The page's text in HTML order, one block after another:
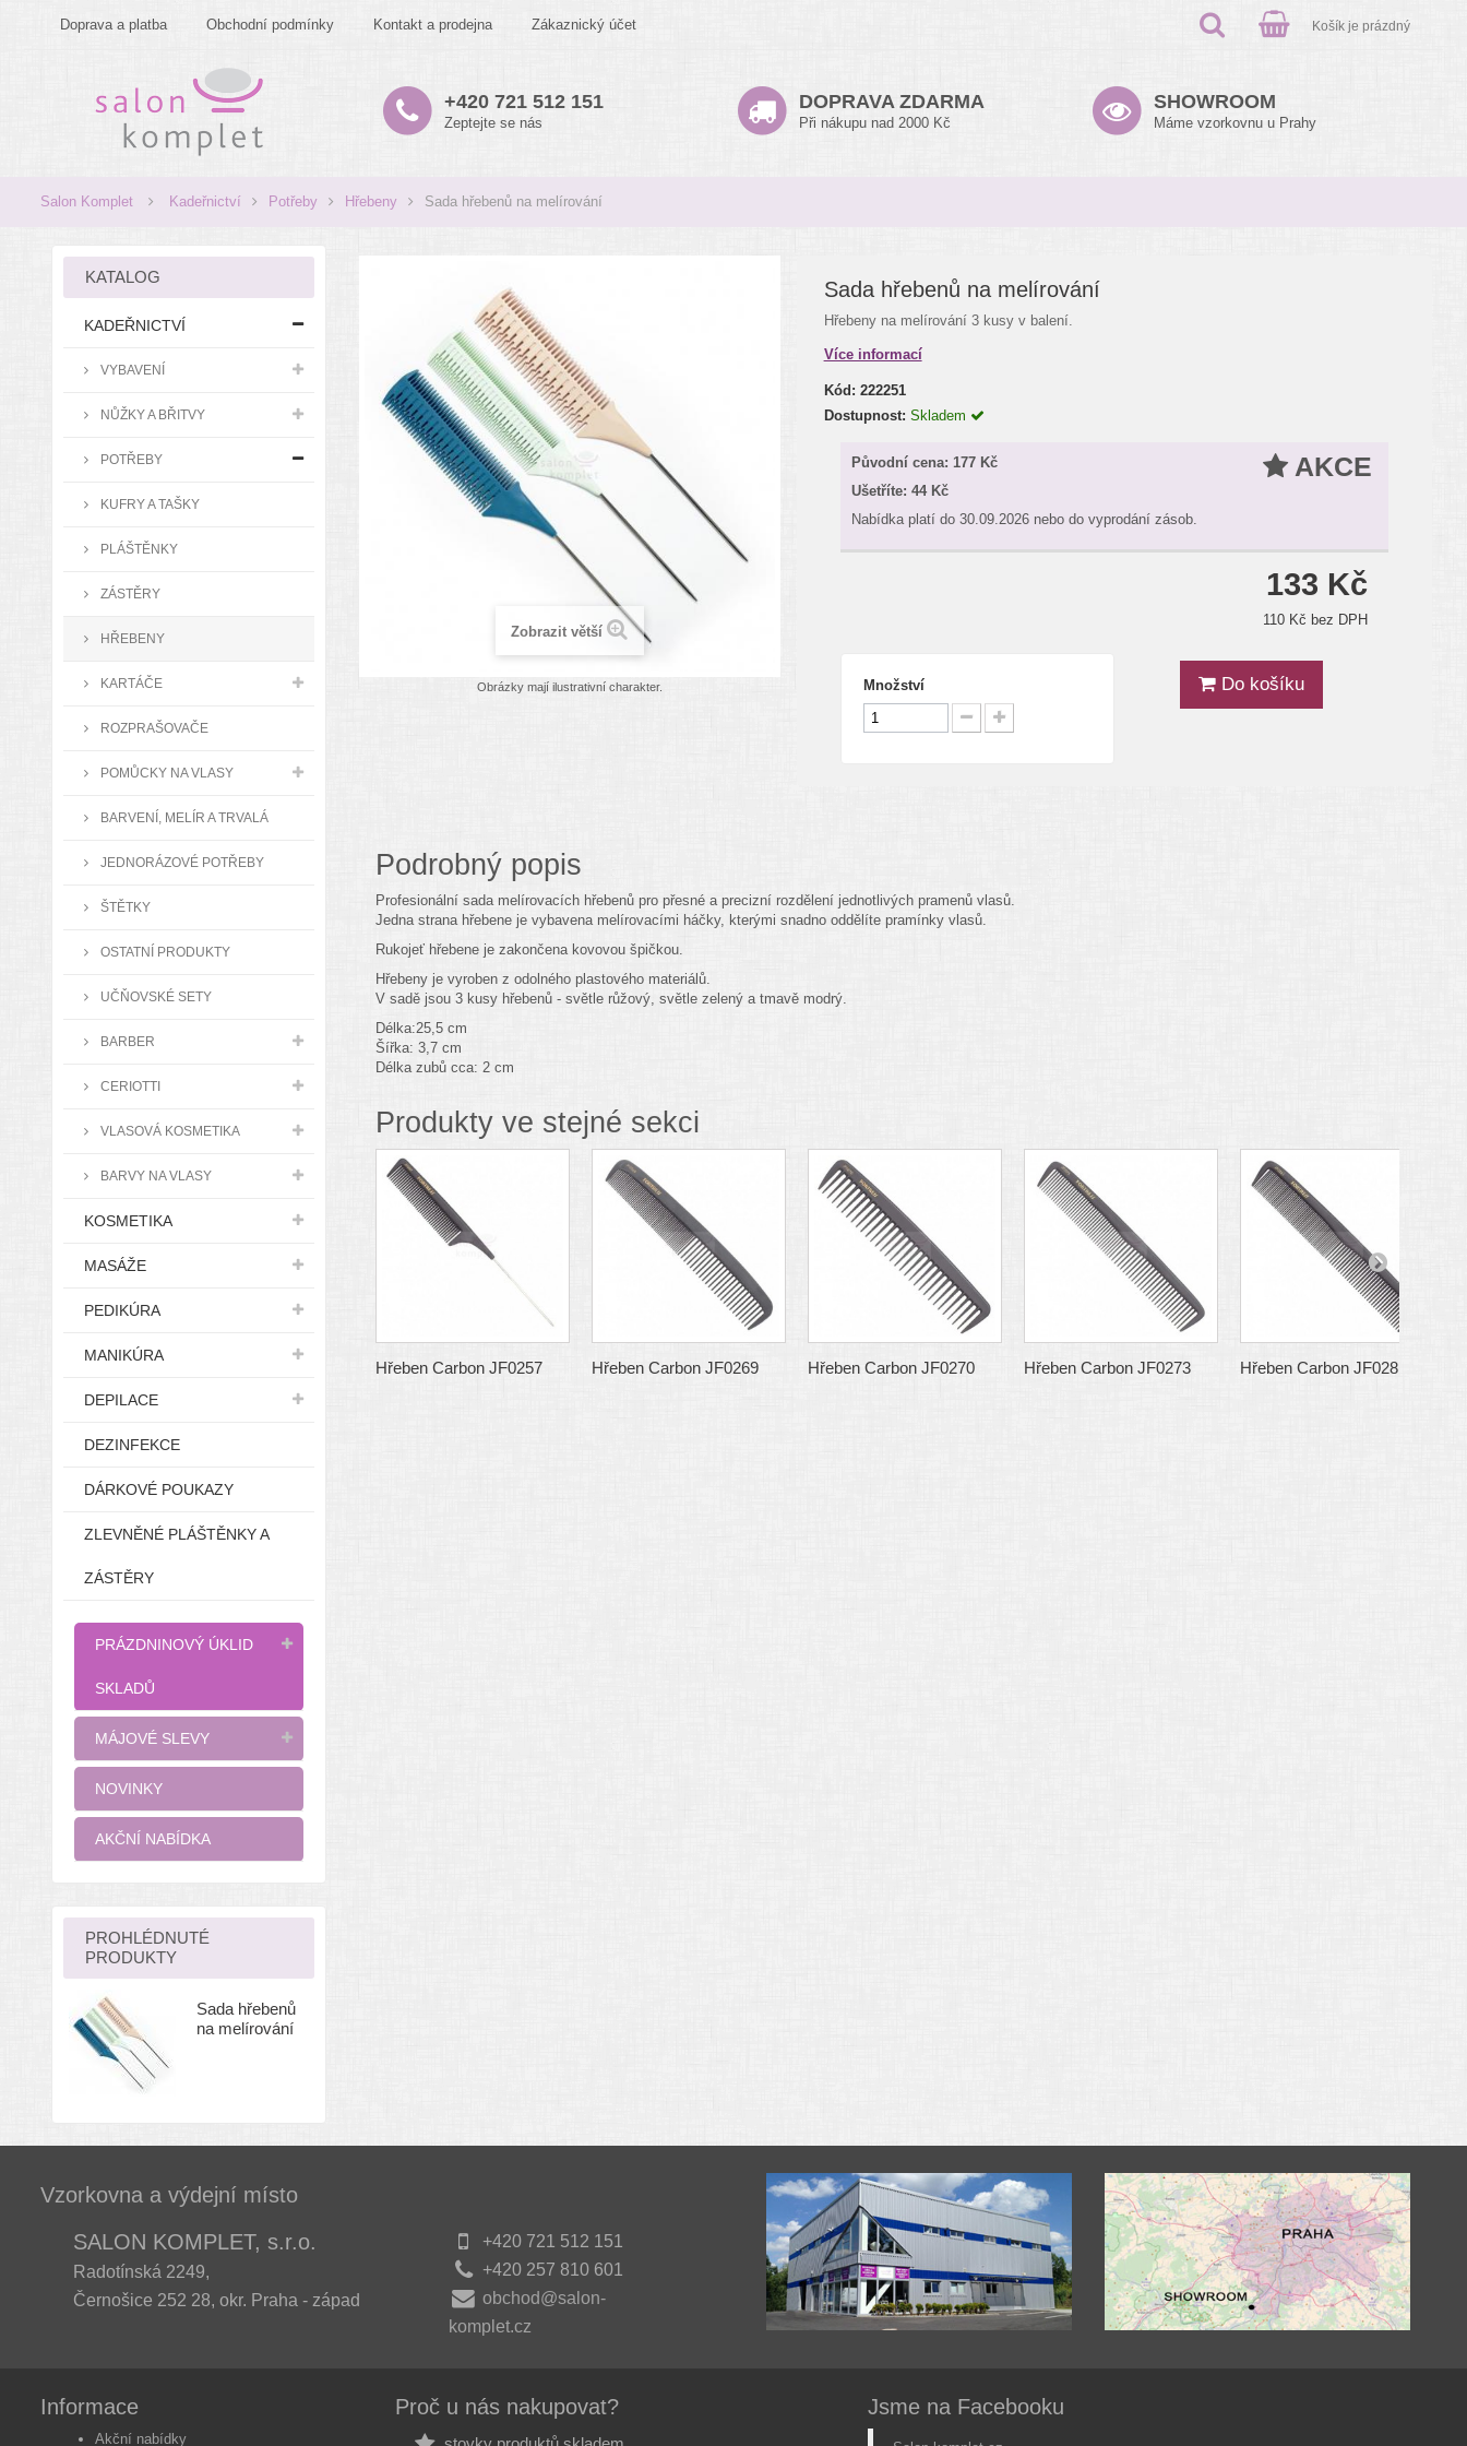
Doprava a platba Obchodní podmínky Kontakt a prodejna Zákaznický účet Košík je prázdný
+420 721 512 151
Zeptejte se nás
DOPRAVA ZDARMA
Při nákupu nad 2000 Kč
SHOWROOM
Máme vzorkovnu u Prahy
Salon Komplet Kadeřnictví Potřeby Hřebeny Sada hřebenů na melírování
KATALOG
KADEŘNICTVÍ
VYBAVENÍ
NŮŽKY A BŘITVY
POTŘEBY
KUFRY A TAŠKY
PLÁŠTĚNKY
ZÁSTĚRY
HŘEBENY
KARTÁČE
ROZPRAŠOVAČE
POMŮCKY NA VLASY
BARVENÍ, MELÍR A TRVALÁ
JEDNORÁZOVÉ POTŘEBY
ŠTĚTKY
OSTATNÍ PRODUKTY
UČŇOVSKÉ SETY
BARBER
CERIOTTI
VLASOVÁ KOSMETIKA
BARVY NA VLASY
KOSMETIKA
MASÁŽE
PEDIKÚRA
MANIKÚRA
DEPILACE
DEZINFEKCE
DÁRKOVÉ POUKAZY
ZLEVNĚNÉ PLÁŠTĚNKY A
ZÁSTĚRY
PRÁZDNINOVÝ ÚKLID
SKLADŮ
MÁJOVÉ SLEVY
NOVINKY
AKČNÍ NABÍDKA
PROHLÉDNUTÉ
PRODUKTY
Sada hřebenů
na melírování
Zobrazit větší
Obrázky mají ilustrativní charakter.
Sada hřebenů na melírování
Hřebeny na melírování 3 kusy v balení.
Více informací
Kód: 222251
Dostupnost: Skladem
AKCE
Původní cena: 177 Kč
Ušetříte: 44 Kč
Nabídka platí do 30.09.2026 nebo do vyprodání zásob.
133 Kč
110 Kč bez DPH
Množství Do košíku
Podrobný popis
Profesionální sada melírovacích hřebenů pro přesné a precizní rozdělení jednotlivých pramenů vlasů.
Jedna strana hřebene je vybavena melírovacími háčky, kterými snadno oddělíte pramínky vlasů.
Rukojeť hřebene je zakončena kovovou špičkou.
Hřebeny je vyroben z odolného plastového materiálů.
V sadě jsou 3 kusy hřebenů - světle růžový, světle zelený a tmavě modrý.
Délka:25,5 cm
Šířka: 3,7 cm
Délka zubů cca: 2 cm
Produkty ve stejné sekci
Hřeben Carbon JF0257 Hřeben Carbon JF0269 Hřeben Carbon JF0270 Hřeben Carbon JF0273 Hřeben Carbon JF0281
Vzorkovna a výdejní místo
SALON KOMPLET, s.r.o.
Radotínská 2249,
Černošice 252 28, okr. Praha - západ
+420 721 512 151
+420 257 810 601
obchod@salon-
komplet.cz
Informace
Akční nabídky
Proč u nás nakupovat? Jsme na Facebooku